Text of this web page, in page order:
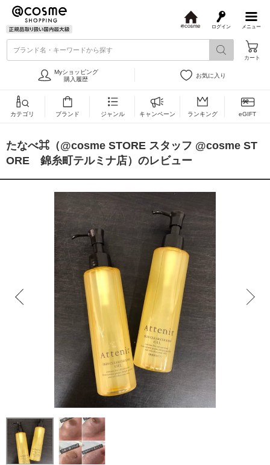
メニュー
ログイン
s
ブランド名・キーワードから探す
カート
Myショッピング
購入履歴
お気に入り
カテゴリ ブランド ジャンル キャンペーン ランキング eGIFT
たなべ⌘（@cosme STORE スタッフ @cosme ST
ORE 錦糸町テルミナ店）のレビュー